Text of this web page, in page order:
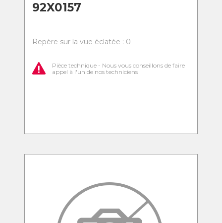
92X0157
Repère sur la vue éclatée : 0
Pièce technique - Nous vous conseillons de faire
appel à l'un de nos techniciens